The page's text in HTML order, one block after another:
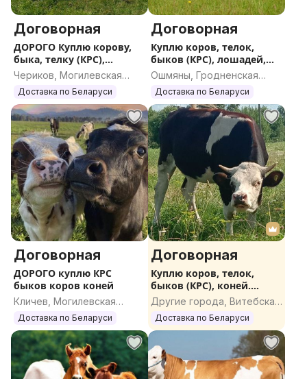
Договорная
ДОРОГО Куплю корову,
быка, телку (КРС),
лошадь, жеребенка
Чериков, Могилевская
область
Доставка по Беларуси
Договорная
Куплю коров, телок,
быков (КРС), лошадей,
жеребят
Ошмяны, Гродненская
область
Доставка по Беларуси
Договорная
ДОРОГО куплю КРС
быков коров коней
Кличев, Могилевская
область
Доставка по Беларуси
Договорная
Куплю коров, телок,
быков (КРС), коней.
ДОРОГО
Другие города, Витебская
область
Доставка по Беларуси